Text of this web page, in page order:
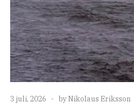
3 juli, 2026 byNikolaus Eriksson